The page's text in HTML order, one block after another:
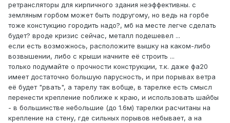
ретрансляторы для кирпичного здания неэффективны. с
земляным горбом может быть подругому, но ведь на горбе
тоже констукцию городить надо?, мб на месте легче сделать
будет? вроде кризис сейчас, металл подешевел ...
если есть возможнось, расположите вышку на каком-либо
возвышении, либо с крыши начните её строить ...
только подумайте о прочности конструкции, т.к. даже фа20
имеет достаточно большую парусность, и при порывах ветра
её будет "рвать", а тарелу так вобще, в тарелке есть смысл
перенести крепление поближе к краю, и использовать шайбы
- в большинстве небольшие (до 1.6м) тарелки расчитаны на
крепление на стену, где сильных порывов небывает, а на